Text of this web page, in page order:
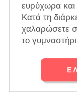
ευρύχωρα και
Κατά τη
χαλαρώσετε
το